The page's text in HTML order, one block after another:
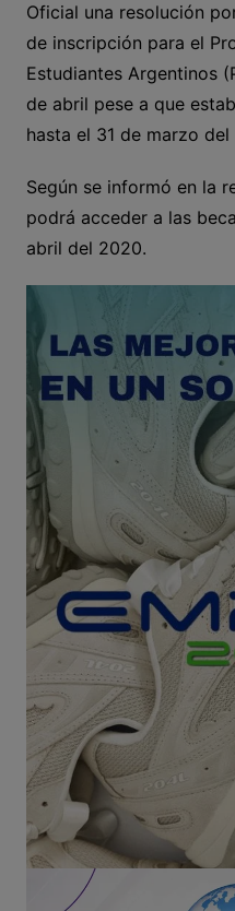
Oficial una resolución
de inscripción para el
Estudiantes Argentinos
de abril pese a que
hasta el 31 de marzo
Según se informó en la
podrá acceder a las
abril del 2020.